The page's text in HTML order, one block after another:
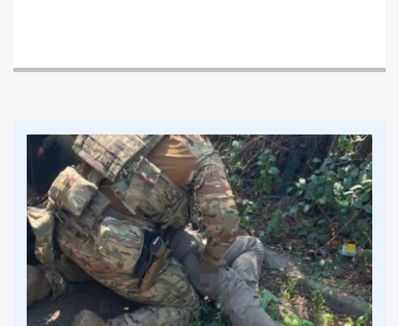
конкретних виконавців, які мали зв’язки з
фігурантами справи.
Завдані збитки та вилучені докази
За результатами товарознавчої та судово-
економічної експертиз підтверджено, що
загальна сума, на яку було завищено вартість
поставлених товарів, і, відповідно, сума завданих
університету збитків, становить майже2
мільйони гривень.